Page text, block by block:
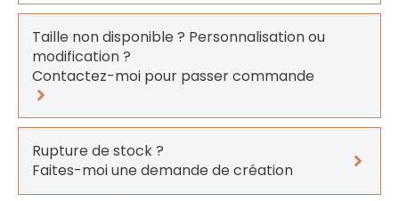
Taille non disponible ? Personnalisation ou
modification ?
Contactez-moi pour passer commande
Rupture de stock ?
Faites-moi une demande de création